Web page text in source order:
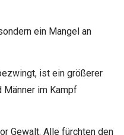
ein Mangel an
ist ein größerer
Männer im Kampf
Gewalt. Alle fürchten den